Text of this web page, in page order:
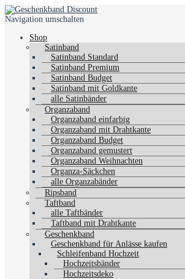
Navigation umschalten
Shop
Satinband
Satinband Standard
Satinband Premium
Satinband Budget
Satinband mit Goldkante
alle Satinbänder
Organzaband
Organzaband einfarbig
Organzaband mit Drahtkante
Organzaband Budget
Organzaband gemustert
Organzaband Weihnachten
Organza-Säckchen
alle Organzabänder
Ripsband
Taftband
alle Taftbänder
Taftband mit Drahtkante
Geschenkband
Geschenkband für Anlässe kaufen
Schleifenband Hochzeit
Hochzeitsbänder
Hochzeitsdeko